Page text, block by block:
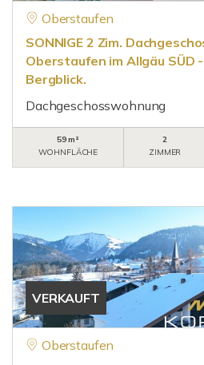
Oberstaufen
SONNIGE 2 Zim.
Oberstaufen im Allgäu SÜD
Bergblick.
Dachgeschosswohnung
59 m²
WOHNFLÄCHE
2
ZIMMER
VERKAUFT
Oberstaufen